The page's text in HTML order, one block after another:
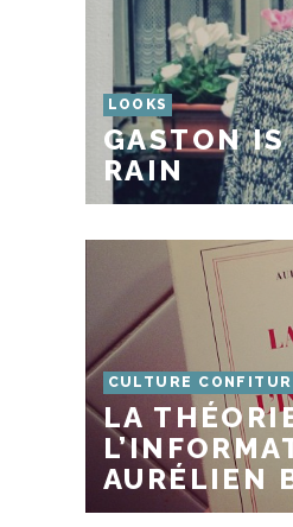
LOOKS
GASTON
RAIN
CULTURE
LA
AURÉLIEN